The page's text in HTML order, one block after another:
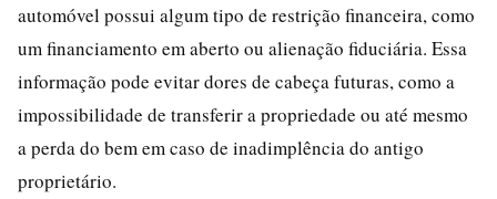
automóvel possui algum tipo de restrição financeira, como
um financiamento em aberto ou alienação fiduciária. Essa
informação pode evitar dores de cabeça futuras, como a
impossibilidade de transferir a propriedade ou até mesmo
a perda do bem em caso de inadimplência do antigo
proprietário.